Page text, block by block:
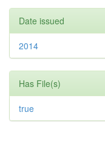
Date issued
2014
Has File(s)
true